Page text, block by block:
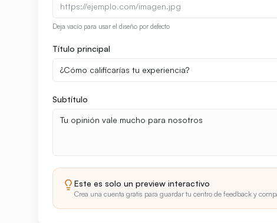
Deja vacío para usar el diseño por defecto
Título principal
Subtítulo
Este es solo un preview interactivo
Crea una cuenta gratis para guardar tu centro de feedback y